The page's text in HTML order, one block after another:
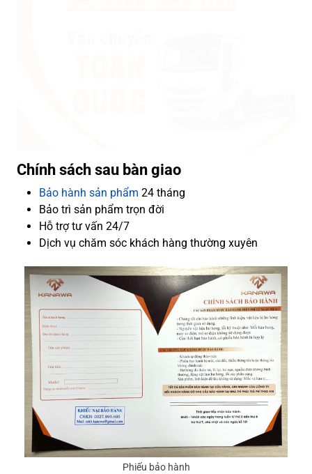
Chính sách sau bàn giao
Bảo hành sản phẩm 24 tháng
Bảo trì sản phẩm trọn đời
Hỗ trợ tư vấn 24/7
Dịch vụ chăm sóc khách hàng thường xuyên
Phiếu bảo hành